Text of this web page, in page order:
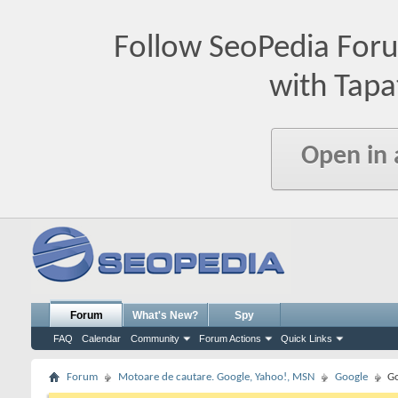
Follow SeoPedia
with
Open in
Forum
FAQ Calendar Community Forum Actions Quick Links
What's New? Spy
Forum Motoare de cautare. Google, Yahoo!, MSN Google